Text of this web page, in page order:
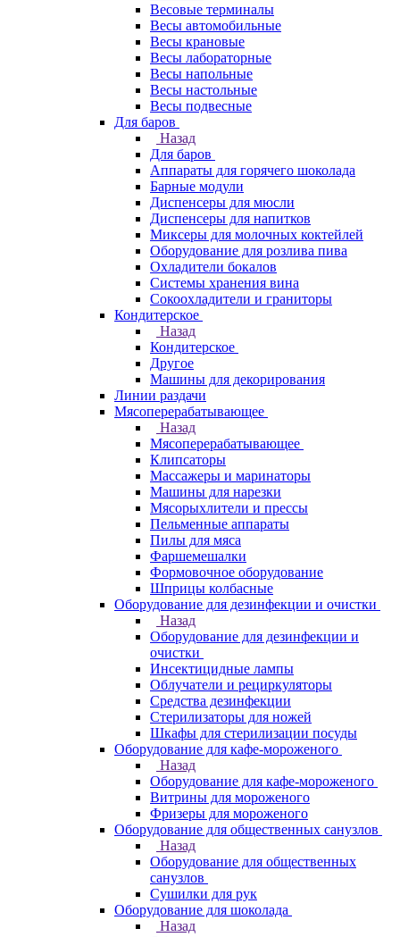
Весовые терминалы
Весы автомобильные
Весы крановые
Весы лабораторные
Весы напольные
Весы настольные
Весы подвесные
Для баров
Назад
Для баров
Аппараты для горячего шоколада
Барные модули
Диспенсеры для мюсли
Диспенсеры для напитков
Миксеры для молочных коктейлей
Оборудование для розлива пива
Охладители бокалов
Системы хранения вина
Сокоохладители и граниторы
Кондитерское
Назад
Кондитерское
Другое
Машины для декорирования
Линии раздачи
Мясоперерабатывающее
Назад
Мясоперерабатывающее
Клипсаторы
Массажеры и маринаторы
Машины для нарезки
Мясорыхлители и прессы
Пельменные аппараты
Пилы для мяса
Фаршемешалки
Формовочное оборудование
Шприцы колбасные
Оборудование для дезинфекции и очистки
Назад
Оборудование для дезинфекции и
очистки
Инсектицидные лампы
Облучатели и рециркуляторы
Средства дезинфекции
Стерилизаторы для ножей
Шкафы для стерилизации посуды
Оборудование для кафе-мороженого
Назад
Оборудование для кафе-мороженого
Витрины для мороженого
Фризеры для мороженого
Оборудование для общественных санузлов
Назад
Оборудование для общественных
санузлов
Сушилки для рук
Оборудование для шоколада
Назад